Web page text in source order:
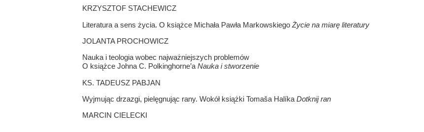
KRZYSZTOF STACHEWICZ
Literatura a sens życia. O książce Michała Pawła Markowskiego Życie na miarę literatury
JOLANTA PROCHOWICZ
Nauka i teologia wobec najważniejszych problemów
O książce Johna C. Polkinghorne’a Nauka i stworzenie
KS. TADEUSZ PABJAN
Wyjmując drzazgi, pielęgnując rany. Wokół książki Tomaša Halíka Dotknij ran
MARCIN CIELECKI